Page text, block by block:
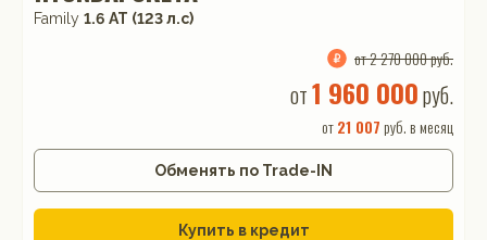
Family 1.6 АТ (123 л.с)
от 2 270 000 руб.
от1 960 000руб.
от21 007 руб. в месяц
Обменять по Trade-IN
Купить в кредит